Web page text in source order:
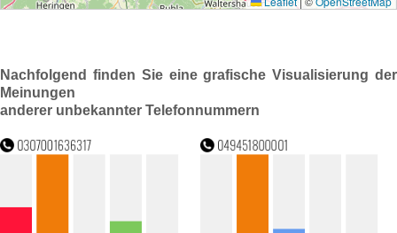
Nachfolgend finden Sie eine grafische Visualisierung der
Meinungen
anderer unbekannter Telefonnummern